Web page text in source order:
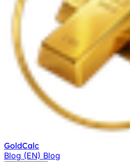
GoldCalc
Blog (EN) Blog